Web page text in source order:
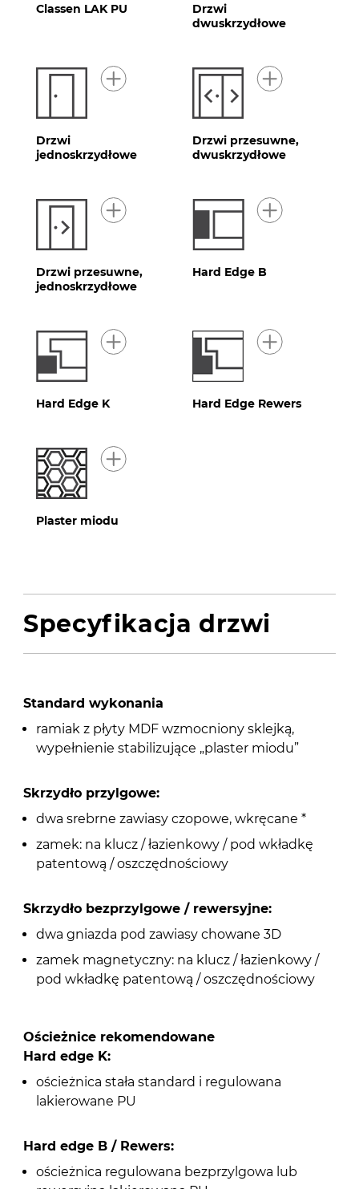
Classen LAK PU
Drzwi
dwuskrzydłowe
Drzwi
jednoskrzydłowe
Drzwi przesuwne,
dwuskrzydłowe
Drzwi przesuwne,
jednoskrzydłowe
Hard Edge B
Hard Edge K Hard Edge Rewers
Plaster miodu
Specyfikacja drzwi
Standard wykonania
ramiak z płyty MDF wzmocniony sklejką,
wypełnienie stabilizujące „plaster miodu”
Skrzydło przylgowe:
dwa srebrne zawiasy czopowe, wkręcane *
zamek: na klucz / łazienkowy / pod wkładkę
patentową / oszczędnościowy
Skrzydło bezprzylgowe / rewersyjne:
dwa gniazda pod zawiasy chowane 3D
zamek magnetyczny: na klucz / łazienkowy /
pod wkładkę patentową / oszczędnościowy
Ościeżnice rekomendowane
Hard edge K:
ościeżnica stała standard i regulowana
lakierowane PU
Hard edge B / Rewers:
ościeżnica regulowana bezprzylgowa lub